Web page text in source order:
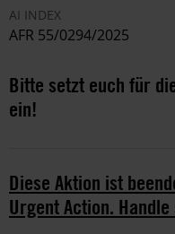
AI INDEX
AFR 55/0294/2025
Bitte setzt euch für
ein!
Diese Aktion ist
Urgent Action.